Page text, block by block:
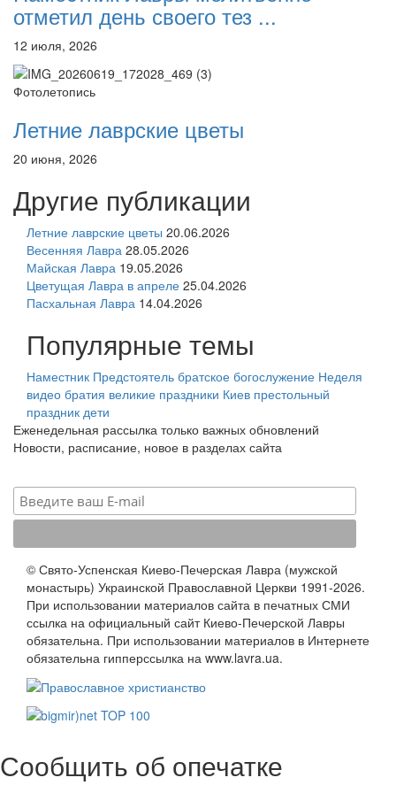
отметил день своего тез ...
12 июля, 2026
Фотолетопись
Летние лаврские цветы
20 июня, 2026
Другие публикации
Летние лаврские цветы 20.06.2026
Весенняя Лавра 28.05.2026
Майская Лавра 19.05.2026
Цветущая Лавра в апреле 25.04.2026
Пасхальная Лавра 14.04.2026
Популярные темы
Наместник Предстоятель братское богослужение Неделя
видео братия великие праздники Киев престольный
праздник дети
Еженедельная рассылка только важных обновлений
Новости, расписание, новое в разделах сайта
© Свято-Успенская Киево-Печерская Лавра (мужской
монастырь) Украинской Православной Церкви 1991-2026.
При использовании материалов сайта в печатных СМИ
ссылка на официальный сайт Киево-Печерской Лавры
обязательна. При использовании материалов в Интернете
обязательна гипперссылка на www.lavra.ua.
Сообщить об опечатке